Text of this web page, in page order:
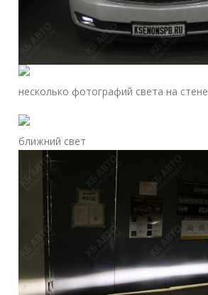
несколько фотографий света на стене
ближний свет